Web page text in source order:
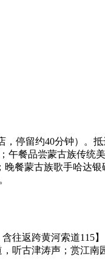
停留约40分钟）。
午餐品尝蒙古族传
餐蒙古族歌手哈达
。
往返跨黄河索道115
听古津涛声；赏江南